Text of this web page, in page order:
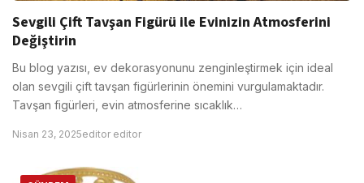
Sevgili Çift Tavşan Figürü ile Evinizin Atmosferini
Değiştirin
Bu blog yazısı, ev dekorasyonunu zenginleştirmek için ideal
olan sevgili çift tavşan figürlerinin önemini vurgulamaktadır.
Tavşan figürleri, evin atmosferine sıcaklık…
Nisan 23, 2025editor editor